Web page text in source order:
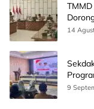
14
9